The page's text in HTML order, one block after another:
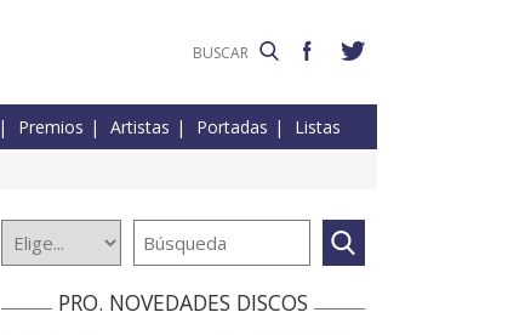
Premios Artistas Portadas Listas
PRO. NOVEDADES DISCOS